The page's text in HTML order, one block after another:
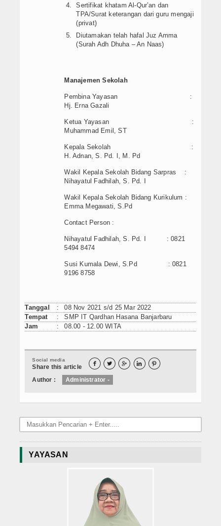
Sertifikat khatam Al-Qur’an dan
TPA/Surat keterangan dari guru mengaji
(privat)
Diutamakan telah hafal Juz Amma
(Surah Adh Dhuha – An Naas)
Manajemen Sekolah
Pembina Yayasan :
Hj. Erna Gazali
Ketua Yayasan :
Muhammad Emil, ST
Kepala Sekolah :
H. Adnan, S. Pd. I, M. Pd
Wakil Kepala Sekolah Bidang Sarpras :
Nihayatul Fadhilah, S. Pd. I
Wakil Kepala Sekolah Bidang Kurikulum :
Emma Megawati, S.Pd
Contact Person :
Nihayatul Fadhilah, S. Pd. I : 0821
5494 8474
Susi Kumala Dewi, S.Pd : 0821
9196 8758
Tanggal :
08 Nov 2021 s/d 25 Mar 2022
Tempat
:
SMP IT Qardhan Hasana Banjarbaru
Jam
: 08.00 - 12.00 WITA
Social media
Share this article     
Author : Administrator -
YAYASAN